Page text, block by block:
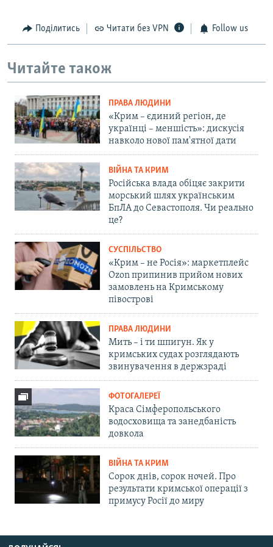
Поділитись Читати без VPN Follow us
Читайте також
ПРАВА ЛЮДИНИ
«Крим – єдиний регіон, де
українці – меншість»: дискусія
навколо нової пам'ятної дати
ВІЙНА ТА КРИМ
Російська влада обіцяє закрити
морський шлях українським
БпЛА до Севастополя. Чи реально
це?
СУСПІЛЬСТВО
«Крим – не Росія»: маркетплейс
Ozon припинив прийом нових
замовлень на Кримському
півострові
ПРАВА ЛЮДИНИ
Мить – і ти шпигун. Як у
кримських судах розглядають
звинувачення в держзраді
ФОТОГАЛЕРЕЇ
Краса Сімферопольського
водосховища та занедбаність
довкола
ВІЙНА ТА КРИМ
Сорок днів, сорок ночей. Про
результати кримської операції з
примусу Росії до миру